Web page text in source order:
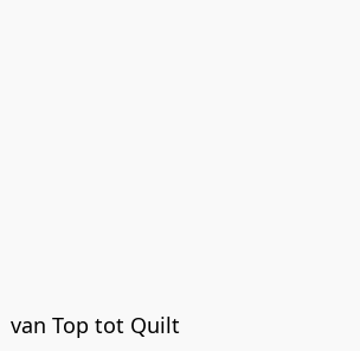
van Top tot Quilt